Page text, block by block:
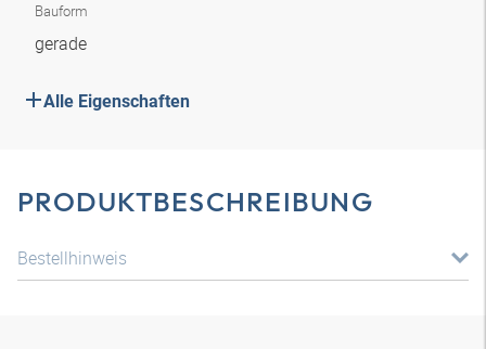
Bauform
gerade
Alle Eigenschaften
PRODUKTBESCHREIBUNG
Bestellhinweis